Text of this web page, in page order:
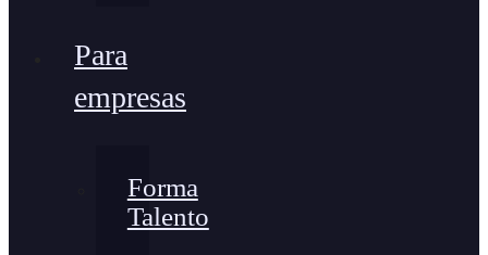
Para
empresas
Forma
Talento